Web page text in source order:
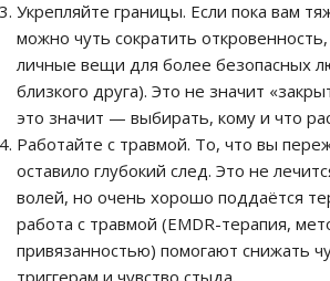
Укрепляйте границы. Если пока вам
можно чуть сократить
личные вещи для более безопасных
близкого друга). Это не значит
это значит — выбирать, кому и что
Работайте с травмой. То, что вы
оставило глубокий след. Это не
волей, но очень хорошо поддаётся
работа с травмой (EMDR-терапия,
привязанностью) помогают снижать